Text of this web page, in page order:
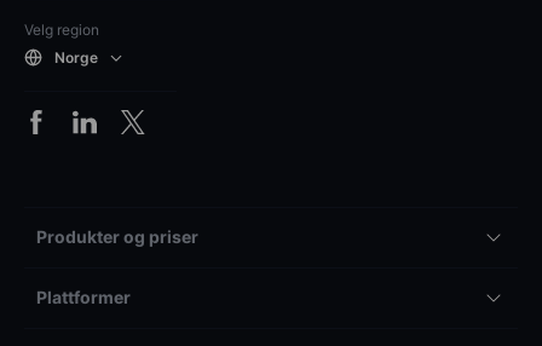
Velg region
Norge
Produkter og priser
Plattformer